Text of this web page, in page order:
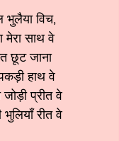
भुलैया विच,
मेरा साथ वे
छूट जाना
हाथ वे
प्रीत वे
रीत वे